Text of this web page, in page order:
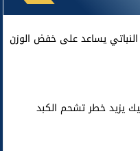
يساعد على خفض الوزن
يزيد خطر تشحم الكبد